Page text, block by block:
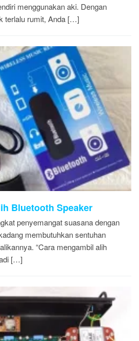
menggunakan aki. Dengan
terlalu rumit, Anda […]
Bluetooth Speaker
penyemangat suasana dengan
membutuhkan sentuhan
“Cara mengambil alih
[…]